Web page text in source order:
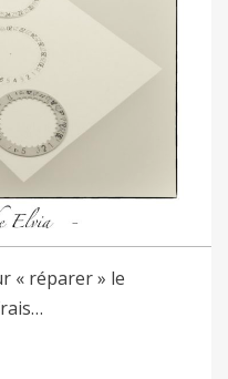
« réparer » le